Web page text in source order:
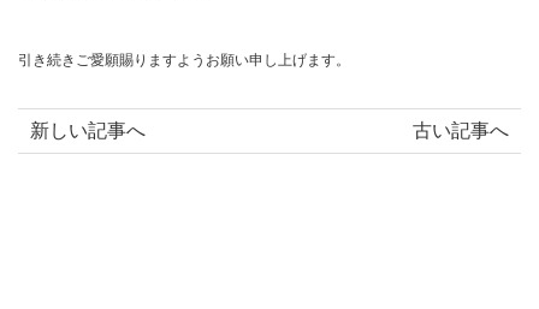
引き続きご愛願賜りますようお願い申し上げます。
古い記事へ
新しい記事へ